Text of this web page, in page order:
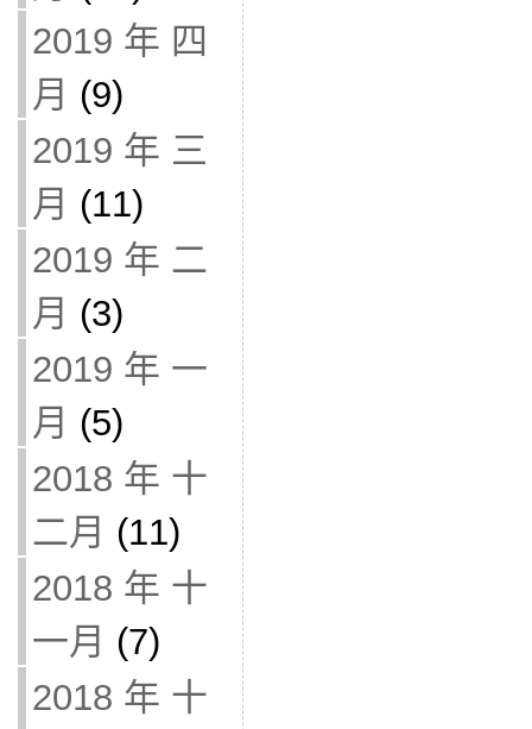
2019 年 四
月 (9)
2019 年 三
月 (11)
2019 年 二
月 (3)
2019 年 一
月 (5)
2018 年 十
二月 (11)
2018 年 十
一月 (7)
2018 年 十